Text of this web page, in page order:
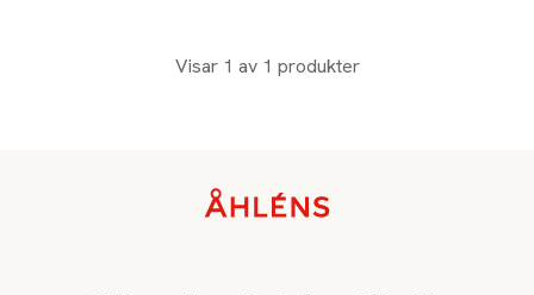
Visar 1 av 1 produkter